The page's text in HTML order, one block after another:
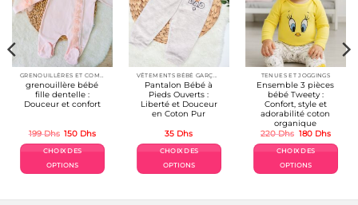
GRENOUILLÉRES ET COMBINAISONS COTON
grenouillère bébé
fille dentelle :
Douceur et confort
199Dhs Le
initial
était :
199 Dhs.
150 DhsLe
actuel
CHOIX DES
OPTIONS
VÊTEMENTS BÉBÉ GARÇON 👕👶
Pantalon Bébé à
Pieds Ouverts :
Liberté et Douceur
en Coton Pur
35 Dhs
CHOIX DES
OPTIONS
TENUES ET JOGGINGS
Ensemble 3 pièces
bébé Tweety :
Confort, style et
adorabilité coton
organique
220Dhs Le
initial
était :
220 Dhs.
180 DhsLe
actuel
CHOIX DES
OPTIONS